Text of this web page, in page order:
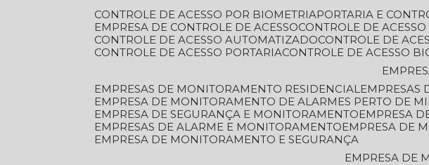
CONTROLE DE ACESSO POR BIOMETRIA
PORTARIA E
EMPRESA DE CONTROLE DE ACESSO
CONTROLE DE
CONTROLE DE ACESSO AUTOMATIZADO
CONTROLE DE
CONTROLE DE ACESSO PORTARIA CONTROLE DE ACESSO
EMPRESAS DE MONITORAMENTO RESIDENCIAL
EMPRESA DE MONITORAMENTO DE ALARMES PERTO DE
EMPRESA DE SEGURANÇA E MONITORAMENTO
EMPRESA
EMPRESAS DE ALARME E MONITORAMENTO
EMPRESA DE
EMPRESA DE MONITORAMENTO E SEGURANÇA
EMPRESA DE